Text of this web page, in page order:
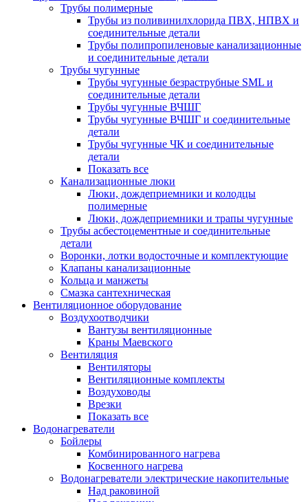
Трубы полимерные
Трубы из поливинилхлорида ПВХ, НПВХ и
соединительные детали
Трубы полипропиленовые канализационные
и соединительные детали
Трубы чугунные
Трубы чугунные безраструбные SML и
соединительные детали
Трубы чугунные ВЧШГ
Трубы чугунные ВЧШГ и соединительные
детали
Трубы чугунные ЧК и соединительные
детали
Показать все
Канализационные люки
Люки, дождеприемники и колодцы
полимерные
Люки, дождеприемники и трапы чугунные
Трубы асбестоцементные и соединительные
детали
Воронки, лотки водосточные и комплектующие
Клапаны канализационные
Кольца и манжеты
Смазка сантехническая
Вентиляционное оборудование
Воздухоотводчики
Вантузы вентиляционные
Краны Маевского
Вентиляция
Вентиляторы
Вентиляционные комплекты
Воздуховоды
Врезки
Показать все
Водонагреватели
Бойлеры
Комбинированного нагрева
Косвенного нагрева
Водонагреватели электрические накопительные
Над раковиной